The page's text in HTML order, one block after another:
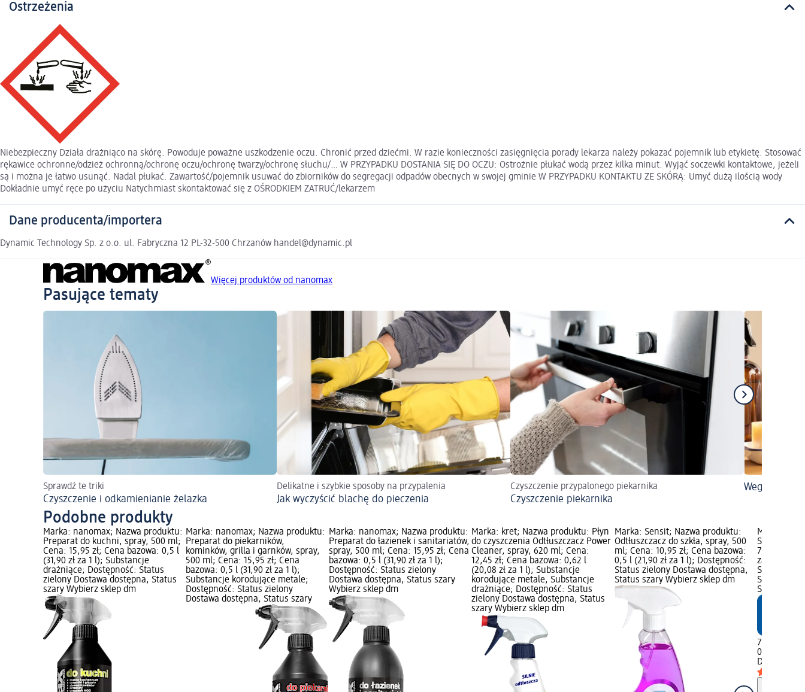
Ostrzeżenia
Niebezpieczny Działa drażniąco na skórę. Powoduje poważne uszkodzenie oczu. Chronić przed dziećmi. W razie konieczności zasięgnięcia porady lekarza należy pokazać pojemnik lub etykietę. Stosować
rękawice ochronne/odzież ochronną/ochronę oczu/ochronę twarzy/ochronę słuchu/… W PRZYPADKU DOSTANIA SIĘ DO OCZU: Ostrożnie płukać wodą przez kilka minut. Wyjąć soczewki kontaktowe, jeżeli
są i można je łatwo usunąć. Nadal płukać. Zawartość/pojemnik usuwać do zbiorników do segregacji odpadów obecnych w swojej gminie W PRZYPADKU KONTAKTU ZE SKÓRĄ: Umyć dużą ilością wody
Dokładnie umyć ręce po użyciu Natychmiast skontaktować się z OŚRODKIEM ZATRUĆ/lekarzem
Dane producenta/importera
Dynamic Technology Sp. z o.o. ul. Fabryczna 12 PL-32-500 Chrzanów handel@dynamic.pl
Więcej produktów od nanomax
Pasujące tematy
Sprawdź te triki
Czyszczenie i odkamienianie żelazka
Delikatne i szybkie sposoby na przypalenia
Jak wyczyścić blachę do pieczenia
Czyszczenie przypalonego piekarnika
Czyszczenie piekarnika
Wegański
Podobne produkty
Marka: nanomax; Nazwa produktu:
Preparat do kuchni, spray, 500 ml;
Cena: 15,95 zł; Cena bazowa: 0,5 l
(31,90 zł za 1 l); Substancje
drażniące; Dostępność: Status
zielony Dostawa dostępna, Status
szary Wybierz sklep dm
Marka: nanomax; Nazwa produktu:
Preparat do piekarników,
kominków, grilla i garnków, spray,
500 ml; Cena: 15,95 zł; Cena
bazowa: 0,5 l (31,90 zł za 1 l);
Substancje korodujące metale;
Dostępność: Status zielony
Dostawa dostępna, Status szary
Marka: nanomax; Nazwa produktu:
Preparat do łazienek i sanitariatów,
spray, 500 ml; Cena: 15,95 zł; Cena
bazowa: 0,5 l (31,90 zł za 1 l);
Dostępność: Status zielony
Dostawa dostępna, Status szary
Wybierz sklep dm
Marka: kret; Nazwa produktu: Płyn
do czyszczenia Odtłuszczacz Power
Cleaner, spray, 620 ml; Cena:
12,45 zł; Cena bazowa: 0,62 l
(20,08 zł za 1 l); Substancje
korodujące metale, Substancje
drażniące; Dostępność: Status
zielony Dostawa dostępna, Status
szary Wybierz sklep dm
Marka: Sensit; Nazwa produktu:
Odtłuszczacz do szkła, spray, 500
ml; Cena: 10,95 zł; Cena bazowa:
0,5 l (21,90 zł za 1 l); Dostępność:
Status zielony Dostawa dostępna,
Status szary Wybierz sklep dm
Marka:
Spray na
7,95 zł;
za 1 l);
Substancje
Status
Status
7,95 zł
0,5 l (15,90
Denkmit